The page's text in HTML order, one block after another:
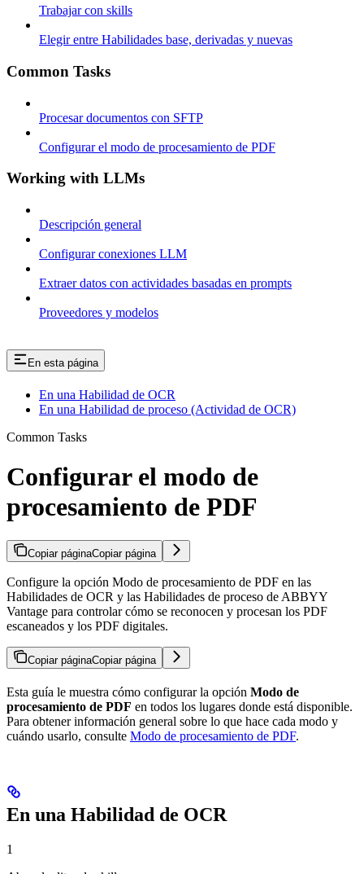
Trabajar con skills
Elegir entre Habilidades base, derivadas y nuevas
Common Tasks
Procesar documentos con SFTP
Configurar el modo de procesamiento de PDF
Working with LLMs
Descripción general
Configurar conexiones LLM
Extraer datos con actividades basadas en prompts
Proveedores y modelos
En esta página
En una Habilidad de OCR
En una Habilidad de proceso (Actividad de OCR)
Common Tasks
Configurar el modo de
procesamiento de PDF
Copiar páginaCopiar página
Configure la opción Modo de procesamiento de PDF en las
Habilidades de OCR y las Habilidades de proceso de ABBYY
Vantage para controlar cómo se reconocen y procesan los PDF
escaneados y los PDF digitales.
Copiar páginaCopiar página
Esta guía le muestra cómo configurar la opción Modo de
procesamiento de PDF en todos los lugares donde está disponible.
Para obtener información general sobre lo que hace cada modo y
cuándo usarlo, consulte Modo de procesamiento de PDF.
En una Habilidad de OCR
1